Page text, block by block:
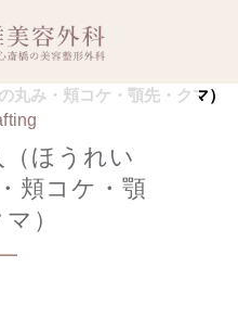
ほうれい
頬コケ・顎
）